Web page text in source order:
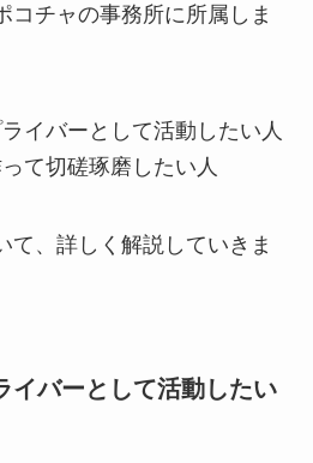
コチャの事務所に所属しま
イバーとして活動したい人
て切磋琢磨したい人
て、詳しく解説していきま
イバーとして活動したい